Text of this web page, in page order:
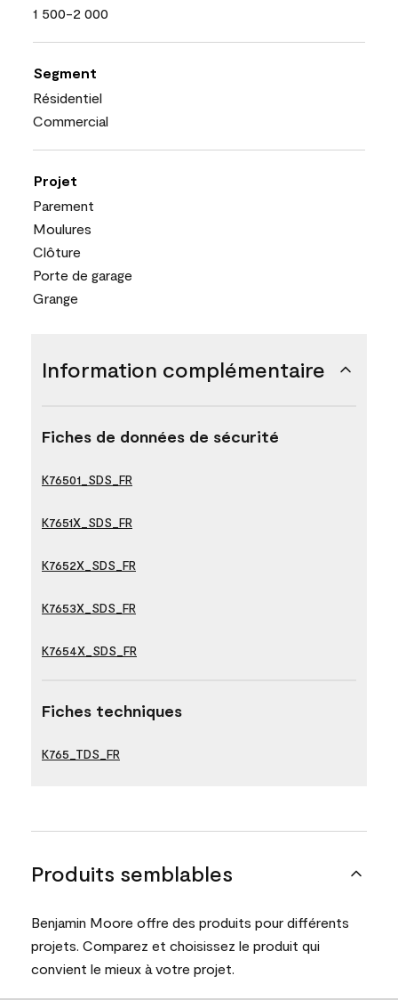
1 500-2 000
Segment
Résidentiel
Commercial
Projet
Parement
Moulures
Clôture
Porte de garage
Grange
Information complémentaire
Fiches de données de sécurité
K76501_SDS_FR
K7651X_SDS_FR
K7652X_SDS_FR
K7653X_SDS_FR
K7654X_SDS_FR
Fiches techniques
K765_TDS_FR
Produits semblables
Benjamin Moore offre des produits pour différents
projets. Comparez et choisissez le produit qui
convient le mieux à votre projet.